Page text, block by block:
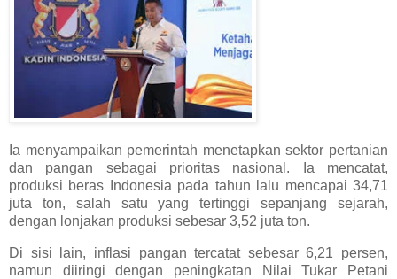
Ia menyampaikan pemerintah menetapkan sektor pertanian
dan pangan sebagai prioritas nasional. Ia mencatat,
produksi beras Indonesia pada tahun lalu mencapai 34,71
juta ton, salah satu yang tertinggi sepanjang sejarah,
dengan lonjakan produksi sebesar 3,52 juta ton.
Di sisi lain, inflasi pangan tercatat sebesar 6,21 persen,
namun diiringi dengan peningkatan Nilai Tukar Petani